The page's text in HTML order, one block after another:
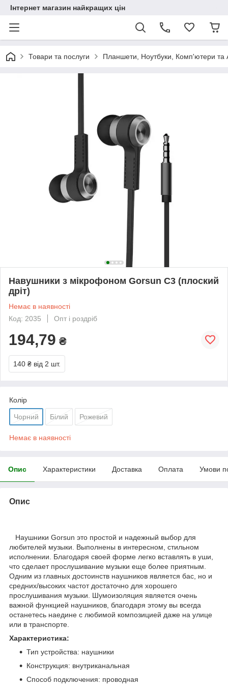
Інтернет магазин найкращих цін
Товари та послуги Планшети, Ноутбуки, Комп'ютери та
Навушники з мікрофоном Gorsun C3 (плоский
дріт)
Немає в наявності
Код: 2035
Опт і роздріб
194,79 ₴
140 ₴ від 2 шт.
Колір
Чорний Білий Рожевий
Немає в наявності
Опис Характеристики Доставка Оплата Умови
Опис
Наушники Gorsun это простой и надежный выбор для
любителей музыки. Выполнены в интересном, стильном
исполнении. Благодаря своей форме легко вставлять в уши,
что сделает прослушивание музыки еще более приятным.
Одним из главных достоинств наушников является бас, но и
средних/высоких частот достаточно для хорошего
прослушивания музыки. Шумоизоляция является очень
важной функцией наушников, благодаря этому вы всегда
останетесь наедине с любимой композицией даже на улице
или в транспорте.
Характеристика:
Тип устройства: наушники
Конструкция: внутриканальная
Способ подключения: проводная